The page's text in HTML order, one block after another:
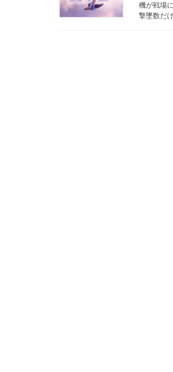
機が戦場
撃墜数だ